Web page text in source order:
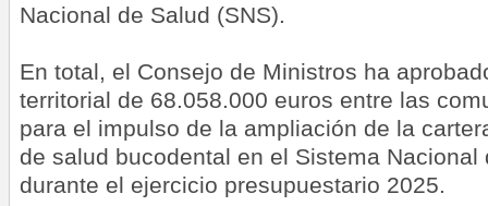
Nacional de Salud (SNS).
En total, el Consejo de Ministros ha
territorial de 68.058.000 euros entre las
para el impulso de la ampliación de la
de salud bucodental en el Sistema Nacional
durante el ejercicio presupuestario 2025.